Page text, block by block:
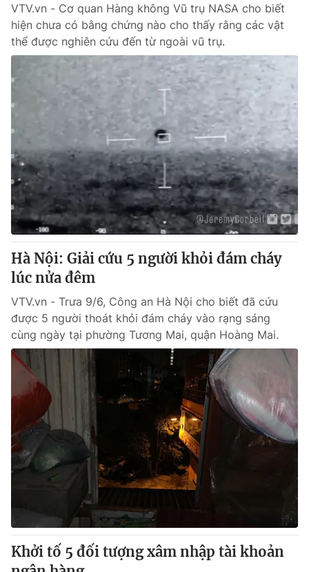
thuận bằng văn bản. Ghi rõ nguồn VTV.vn khi phát hành lại
thông tin từ website này.
VTV.vn - Cơ quan Hàng không Vũ trụ NASA cho biết
hiện chưa có bằng chứng nào cho thấy rằng các vật
thể được nghiên cứu đến từ ngoài vũ trụ.
Hà Nội: Giải cứu 5 người khỏi đám cháy
lúc nửa đêm
VTV.vn - Trưa 9/6, Công an Hà Nội cho biết đã cứu
được 5 người thoát khỏi đám cháy vào rạng sáng
cùng ngày tại phường Tương Mai, quận Hoàng Mai.
Khởi tố 5 đối tượng xâm nhập tài khoản